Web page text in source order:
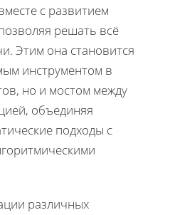
с развитием
решать всё
Этим она становится
инструментом в
но и мостом между
объединяя
подходы с
различных